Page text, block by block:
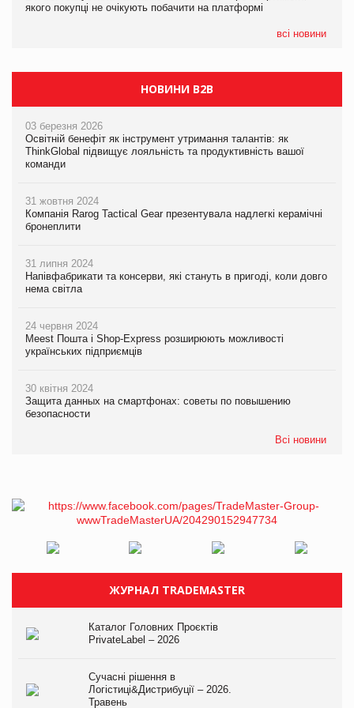
якого покупці не очікують побачити на платформі
всі новини
якого покупці не очікують побачити на платформі
НОВИНИ B2B
03 березня 2026
Освітній бенефіт як інструмент утримання талантів: як
ThinkGlobal підвищує лояльність та продуктивність вашої
команди
31 жовтня 2024
Компанія Rarog Tactical Gear презентувала надлегкі керамічні
бронеплити
31 липня 2024
Напівфабрикати та консерви, які стануть в пригоді, коли довго
нема світла
24 червня 2024
Meest Пошта і Shop-Express розширюють можливості
українських підприємців
30 квітня 2024
Защита данных на смартфонах: советы по повышению
безопасности
Всі новини
ЖУРНАЛ TRADEMASTER
Каталог Головних Проєктів
PrivateLabel – 2026
Сучасні рішення в
Логістиці&Дистрибуції – 2026.
Травень